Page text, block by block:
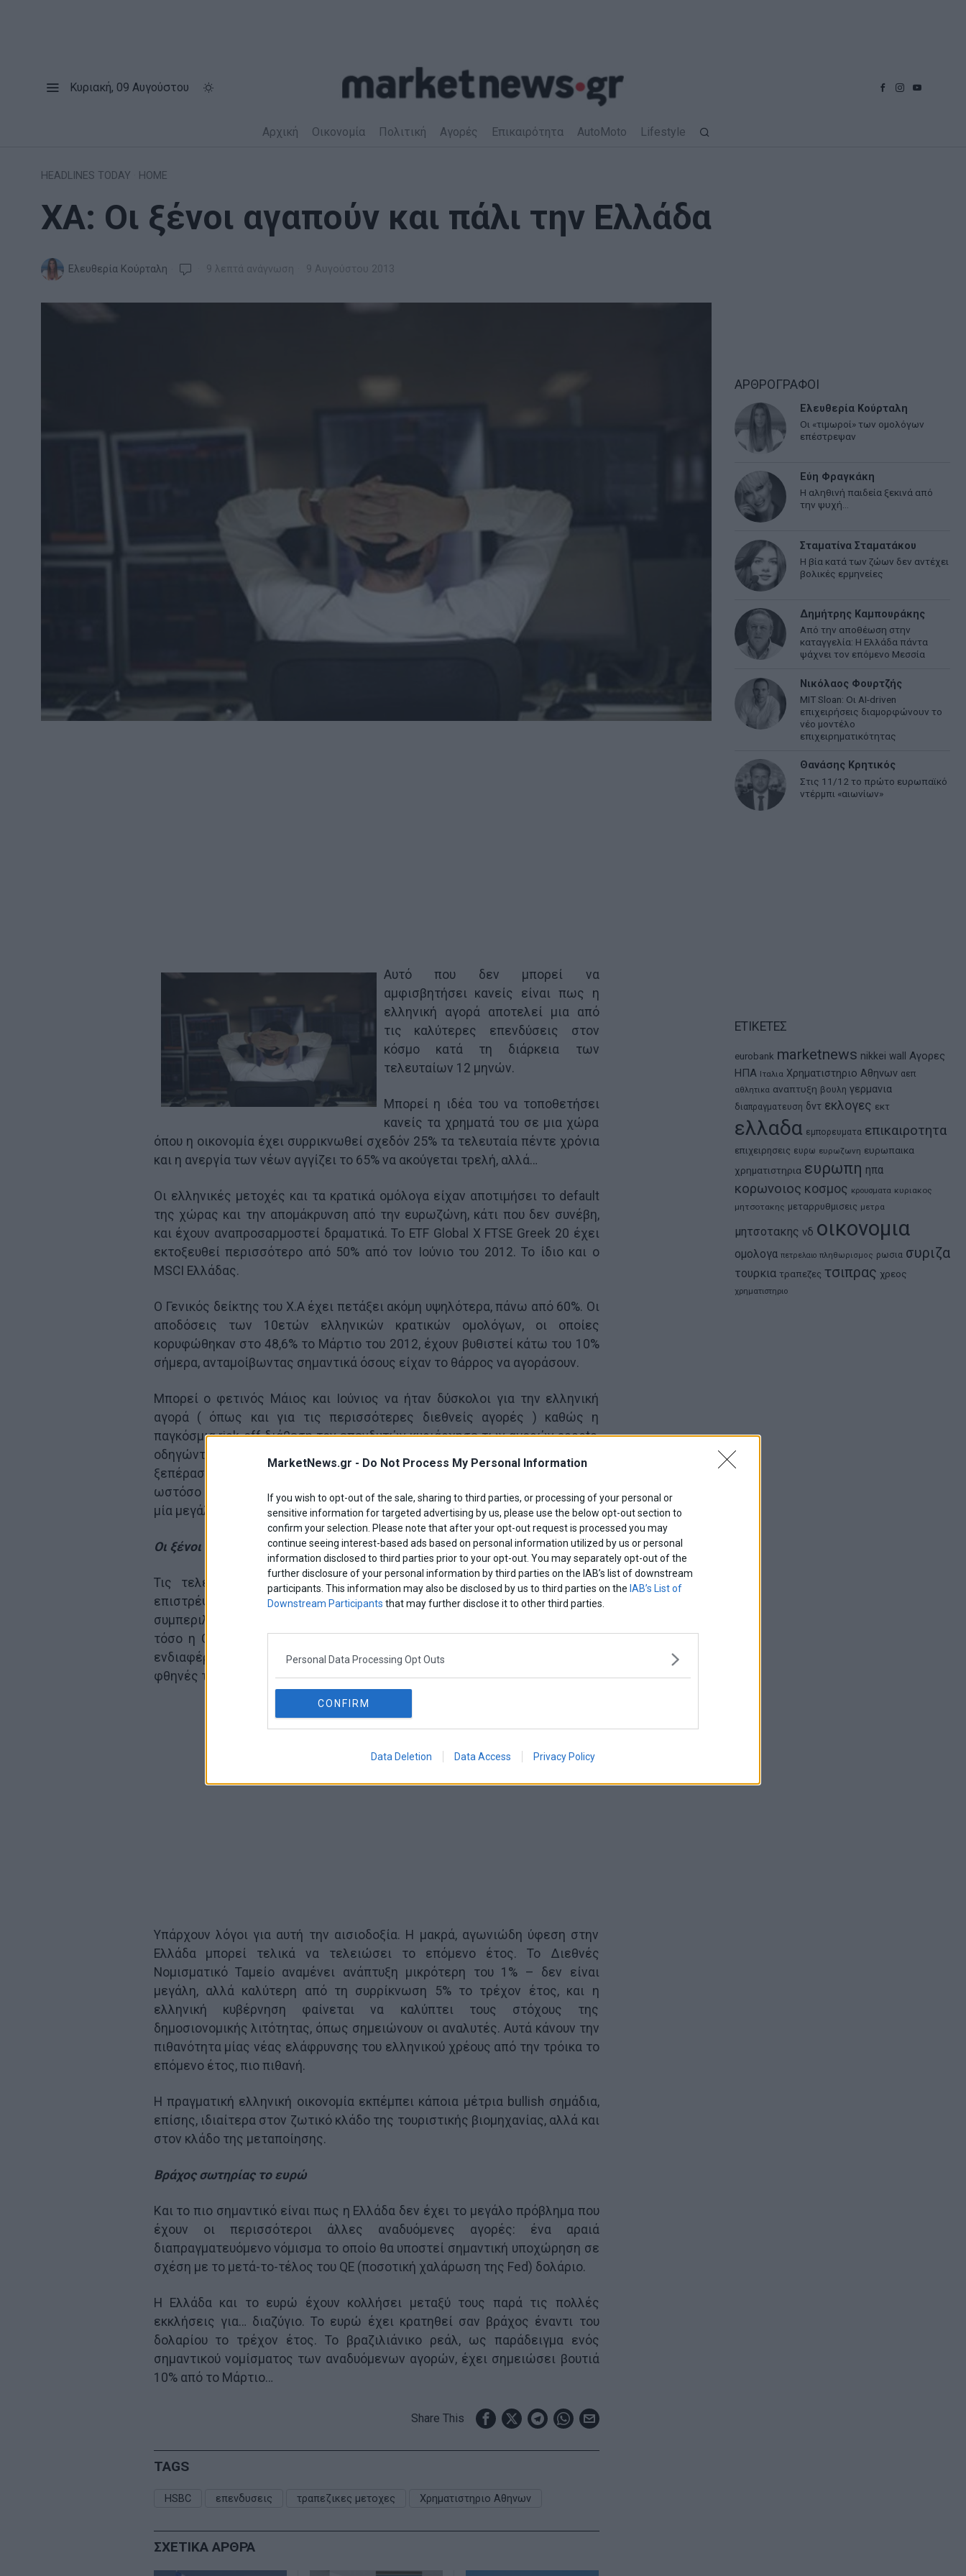
MarketNews.gr - Do Not Process My Personal Information
If you wish to opt-out of the sale, sharing to third parties, or processing of your personal or
sensitive information for targeted advertising by us, please use the below opt-out section to
confirm your selection. Please note that after your opt-out request is processed you may
continue seeing interest-based ads based on personal information utilized by us or personal
information disclosed to third parties prior to your opt-out. You may separately opt-out of the
further disclosure of your personal information by third parties on the IAB’s list of downstream
participants. This information may also be disclosed by us to third parties on the IAB’s List of
Downstream Participants that may further disclose it to other third parties.
Personal Data Processing Opt Outs
CONFIRM
Data Deletion Data Access Privacy Policy
Κυριακή, 09 Αυγούστου
Αρχική Οικονομία Πολιτική Αγορές Επικαιρότητα AutoMoto Lifestyle
HEADLINES TODAY HOME
ΧΑ: Οι ξένοι αγαπούν και πάλι την Ελλάδα
Ελευθερία Κούρταλη 9 λεπτά ανάγνωση 9 Αυγούστου 2013
Aυτό που δεν μπορεί να
αμφισβητήσει κανείς είναι πως η
ελληνική αγορά αποτελεί μια από
τις καλύτερες επενδύσεις στον
κόσμο κατά τη διάρκεια των
τελευταίων 12 μηνών.
Μπορεί η ιδέα του να τοποθετήσει
κανείς τα χρηματά του σε μια χώρα
όπου η οικονομία έχει συρρικνωθεί σχεδόν 25% τα τελευταία πέντε χρόνια
και η ανεργία των νέων αγγίζει το 65% να ακούγεται τρελή, αλλά…
Οι ελληνικές μετοχές και τα κρατικά ομόλογα είχαν αποτιμήσει το default
της χώρας και την απομάκρυνση από την ευρωζώνη, κάτι που δεν συνέβη,
και έχουν αναπροσαρμοστεί δραματικά. Το ETF Global X FTSE Greek 20 έχει
εκτοξευθεί περισσότερο από 50% από τον Ιούνιο του 2012. Το ίδιο και ο
MSCI Ελλάδας.
Ο Γενικός δείκτης του Χ.Α έχει πετάξει ακόμη υψηλότερα, πάνω από 60%. Οι
αποδόσεις των 10ετών ελληνικών κρατικών ομολόγων, οι οποίες
κορυφώθηκαν στο 48,6% το Μάρτιο του 2012, έχουν βυθιστεί κάτω του 10%
σήμερα, ανταμοίβωντας σημαντικά όσους είχαν το θάρρος να αγοράσουν.
Μπορεί ο φετινός Μάιος και Ιούνιος να ήταν δύσκολοι για την ελληνική
αγορά ( όπως και για τις περισσότερες διεθνείς αγορές ) καθώς η
παγκόσμια risk-off διάθεση τον επενδυτών κυριάρχησε των αγορών assets,
οδηγώντας σε bear market την ελληνική αγορά μετοχών αφού οι απώλειες
ξεπέρασαν το 20% και τα spreads διευρύνθηκαν κατά 150 μονάδες βάσης,
ωστόσο όπως δείχνουν τα πράγματα, ίσως αυτή η διόρθωση να αποτελεί
μία μεγάλη επενδυτική ευκαιρία πριν το επόμενο ανοδικό re-rating.
Οι ξένοι αγαπούν και πάλι την Ελλάδα
Τις τελευταίες ημέρες, η αγάπη των ξένων προς την Ελλάδα έχει
επιστρέψει δυναμικά. Η HSBC ανακοίνωσε ότι αγοράζει ελληνικές μετοχές
συμπεριλαμβάνοντας πλέον την ελληνική αγορά στο χαρτοφυλάκιό της και
τόσο η Goldman Sachs όσο και η JP Morgan κοιτούν, όπως δήλωσαν, με
ενδιαφέρον πλέον το Χ.Α, κατατάσσοντας τις ελληνικές μετοχές στις πιο
φθηνές της Ευρώπης.
Υπάρχουν λόγοι για αυτή την αισιοδοξία. Η μακρά, αγωνιώδη ύφεση στην
Ελλάδα μπορεί τελικά να τελειώσει το επόμενο έτος. Το Διεθνές
Νομισματικό Ταμείο αναμένει ανάπτυξη μικρότερη του 1% – δεν είναι
μεγάλη, αλλά καλύτερη από τη συρρίκνωση 5% το τρέχον έτος, και η
ελληνική κυβέρνηση φαίνεται να καλύπτει τους στόχους της
δημοσιονομικής λιτότητας, όπως σημειώνουν οι αναλυτές. Αυτά κάνουν την
πιθανότητα μίας νέας ελάφρυνσης του ελληνικού χρέους από την τρόικα το
επόμενο έτος, πιο πιθανή.
Η πραγματική ελληνική οικονομία εκπέμπει κάποια μέτρια bullish σημάδια,
επίσης, ιδιαίτερα στον ζωτικό κλάδο της τουριστικής βιομηχανίας, αλλά και
στον κλάδο της μεταποίησης.
Βράχος σωτηρίας το ευρώ
Και το πιο σημαντικό είναι πως η Ελλάδα δεν έχει το μεγάλο πρόβλημα που
έχουν οι περισσότεροι άλλες αναδυόμενες αγορές: ένα αραιά
διαπραγματευόμενο νόμισμα το οποίο θα υποστεί σημαντική υποχώρηση σε
σχέση με το μετά-το-τέλος του QE (ποσοτική χαλάρωση της Fed) δολάριο.
Η Ελλάδα και το ευρώ έχουν κολλήσει μεταξύ τους παρά τις πολλές
εκκλήσεις για… διαζύγιο. Το ευρώ έχει κρατηθεί σαν βράχος έναντι του
δολαρίου το τρέχον έτος. Το βραζιλιάνικο ρεάλ, ως παράδειγμα ενός
σημαντικού νομίσματος των αναδυόμενων αγορών, έχει σημειώσει βουτιά
10% από το Μάρτιο…
Share This
TAGS
HSBC επενδυσεις τραπεζικες μετοχες Χρηματιστηριο Αθηνων
ΣΧΕΤΙΚΑ ΑΡΘΡΑ
ΑΡΘΡΟΓΡΑΦΟΙ
Ελευθερία Κούρταλη
Οι «τιμωροί» των ομολόγων
επέστρεψαν
Εύη Φραγκάκη
Η αληθινή παιδεία ξεκινά από
την ψυχή…
Σταματίνα Σταματάκου
Η βία κατά των ζώων δεν αντέχει
βολικές ερμηνείες
Δημήτρης Καμπουράκης
Από την αποθέωση στην
καταγγελία: Η Ελλάδα πάντα
ψάχνει τον επόμενο Μεσσία
Νικόλαος Φουρτζής
MIT Sloan: Οι AI-driven
επιχειρήσεις διαμορφώνουν το
νέο μοντέλο
επιχειρηματικότητας
Θανάσης Κρητικός
Στις 11/12 το πρώτο ευρωπαϊκό
ντέρμπι «αιωνίων»
ΕΤΙΚΕΤΕΣ
eurobank marketnews nikkei wall
Αγορες
ΗΠΑ Ιταλια Χρηματιστηριο Αθηνων αεπ
αθλητικα αναπτυξη βουλη γερμανια
διαπραγματευση δντ εκλογες εκτ
ελλαδα εμπορευματα επικαιροτητα
επιχειρησεις ευρω ευρωζωνη ευρωπαικα
χρηματιστηρια ευρωπη ηπα
κορωνοιος κοσμος κρουσματα κυριακος
μητσοτακης μεταρρυθμισεις μετρα
μητσοτακης νδ οικονομια
ομολογα πετρελαιο πληθωρισμος ρωσια συριζα
τουρκια τραπεζες τσιπρας χρεος
χρηματιστηριο